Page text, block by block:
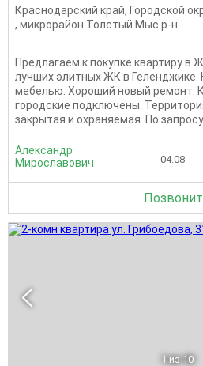
Краснодарский край, Городской
, микрорайон Толстый Мыс р-н
Предлагаем к покупке квартиру в
лучших элитных ЖК в Геленджике.
мебелью. Хороший новый ремонт.
городские подключены.
закрытая и охраняемая. По запросу
Александр
Мирославович
04.08
1 из 10